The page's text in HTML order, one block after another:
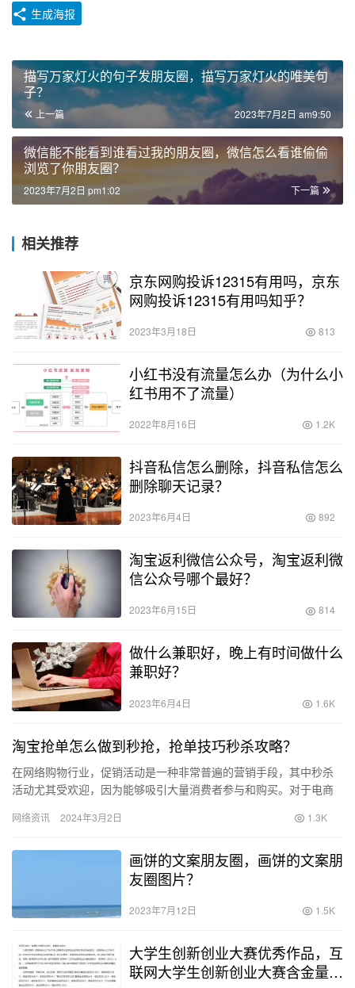
生成海报
描写万家灯火的句子发朋友圈，描写万家灯火的唯美句
子？
上一篇 2023年7月2日 am9:50
微信能不能看到谁看过我的朋友圈，微信怎么看谁偷偷
浏览了你朋友圈？
下一篇
2023年7月2日 pm1:02
相关推荐
京东网购投诉12315有用吗，京东
网购投诉12315有用吗知乎？
2023年3月18日 813
小红书没有流量怎么办（为什么小
红书用不了流量）
2022年8月16日 1.2K
抖音私信怎么删除，抖音私信怎么
删除聊天记录？
2023年6月4日 892
淘宝返利微信公众号，淘宝返利微
信公众号哪个最好？
2023年6月15日 814
做什么兼职好，晚上有时间做什么
兼职好？
2023年6月4日 1.6K
淘宝抢单怎么做到秒抢，抢单技巧秒杀攻略？
在网络购物行业，促销活动是一种非常普遍的营销手段，其中秒杀
活动尤其受欢迎，因为能够吸引大量消费者参与和购买。对于电商
牌知名…
网络资讯 2024年3月2日 1.3K
画饼的文案朋友圈，画饼的文案朋
友圈图片？
2023年7月12日 1.5K
大学生创新创业大赛优秀作品，互
联网大学生创新创业大赛含金量高